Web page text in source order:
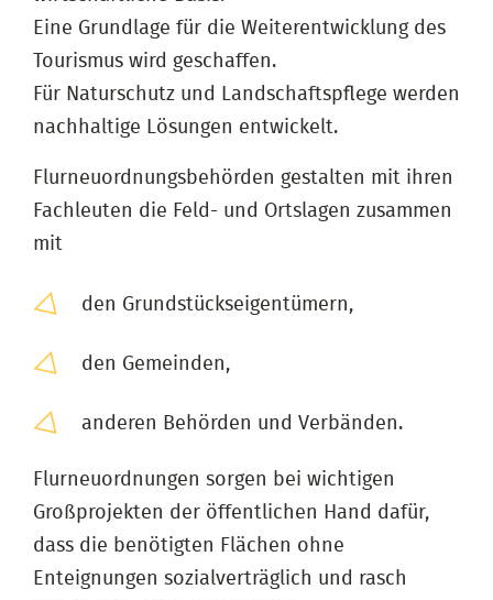
Eine Grundlage für die Weiterentwicklung des
Tourismus wird geschaffen.
Für Naturschutz und Landschaftspflege werden
nachhaltige Lösungen entwickelt.
Flurneuordnungsbehörden gestalten mit ihren
Fachleuten die Feld- und Ortslagen zusammen
mit
den Grundstückseigentümern,
den Gemeinden,
anderen Behörden und Verbänden.
Flurneuordnungen sorgen bei wichtigen
Großprojekten der öffentlichen Hand dafür,
dass die benötigten Flächen ohne
Enteignungen sozialverträglich und rasch